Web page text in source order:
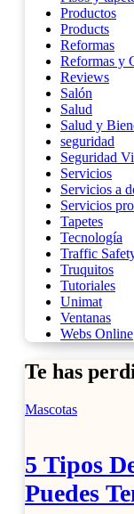
Productos
Products
Reformas
Reformas y
Reviews
Salón
Salud
Salud y
seguridad
Seguridad
Servicios
Servicios a
Servicios
Tapetes
Tecnología
Traffic
Truquitos
Tutoriales
Unimat
Ventanas
Webs Online
Te has
Mascotas
5 Tipos
Puedes